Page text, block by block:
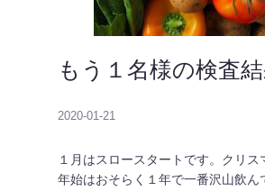
もう１名様の検査
2020-01-21
１月はスロースタートです。クリス
年始はおそらく１年で一番沢山飲ん